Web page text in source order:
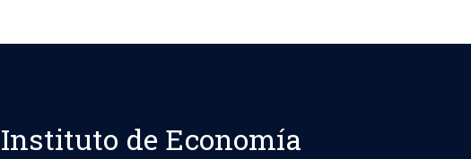
Instituto de Economía